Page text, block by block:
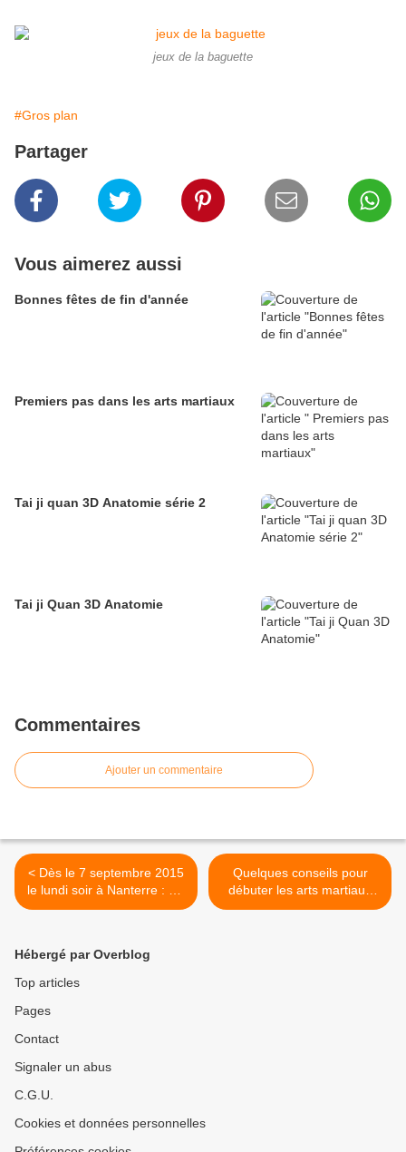
jeux de la baguette
#Gros plan
Partager
Vous aimerez aussi
Bonnes fêtes de fin d'année
Premiers pas dans les arts martiaux
Tai ji quan 3D Anatomie série 2
Tai ji Quan 3D Anatomie
Commentaires
Ajouter un commentaire
< Dès le 7 septembre 2015
le lundi soir à Nanterre : Taï
Chi - Self Defense - Kung
Quelques conseils pour
débuter les arts martiaux
suite >
Hébergé par Overblog
Top articles
Pages
Contact
Signaler un abus
C.G.U.
Cookies et données personnelles